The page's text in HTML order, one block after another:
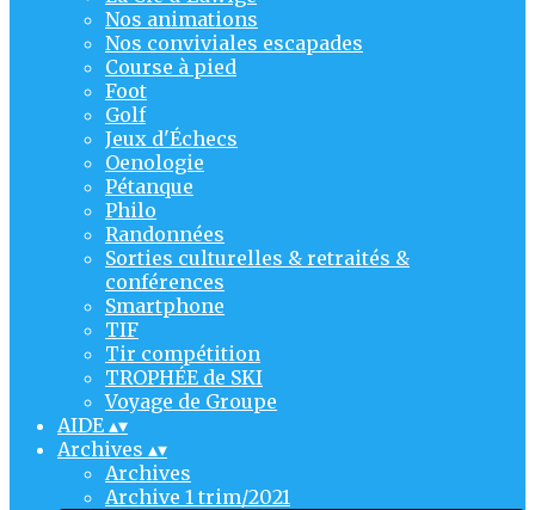
Nos animations
Nos conviviales escapades
Course à pied
Foot
Golf
Jeux d'Échecs
Oenologie
Pétanque
Philo
Randonnées
Sorties culturelles & retraités &
conférences
Smartphone
TIF
Tir compétition
TROPHÉE de SKI
Voyage de Groupe
AIDE ▴▾
Archives ▴▾
Archives
Archive 1 trim/2021